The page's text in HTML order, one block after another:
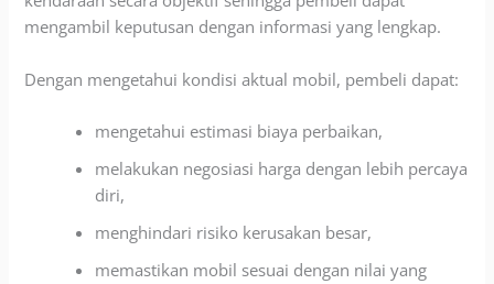
mengambil keputusan dengan informasi yang lengkap.
Dengan mengetahui kondisi aktual mobil, pembeli dapat:
mengetahui estimasi biaya perbaikan,
melakukan negosiasi harga dengan lebih percaya
diri,
menghindari risiko kerusakan besar,
memastikan mobil sesuai dengan nilai yang